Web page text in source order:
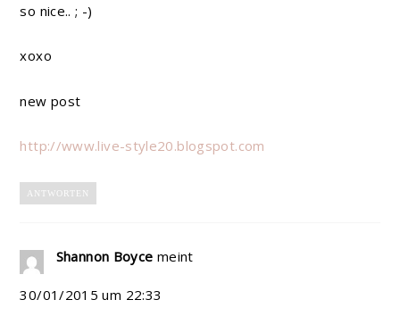
so nice.. ; -)
xoxo
new post
http://www.live-style20.blogspot.com
ANTWORTEN
Shannon Boyce meint
30/01/2015 um 22:33